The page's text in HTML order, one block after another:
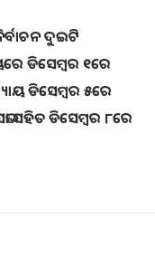
ଦୁଇଟି
ଡିସେମ୍ବର ୧ରେ
ଡିସେମ୍ବର ୫ରେ
ସହିତ ଡିସେମ୍ବର ୮ରେ